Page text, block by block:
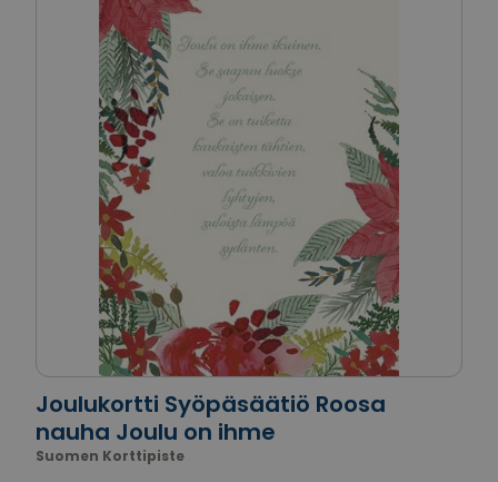
Joulukortti Syöpäsäätiö Roosa
nauha Joulu on ihme
Suomen Korttipiste